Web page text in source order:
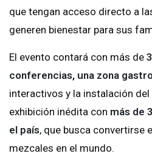
que tengan acceso directo a
generen bienestar para sus
El evento contará con más de
conferencias, una zona
interactivos y la instalación del
exhibición inédita con más de
el país, que busca convertirse
mezcales en el mundo.